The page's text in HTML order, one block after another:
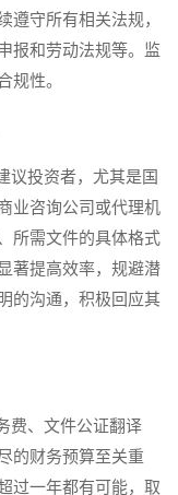
遵守所有相关法规，
报和劳动法规等。监
规性。
投资者，尤其是国
业咨询公司或代理机
所需文件的具体格式
著提高效率，规避潜
的沟通，积极回应其
、文件公证翻译
的财务预算至关重
过一年都有可能，取